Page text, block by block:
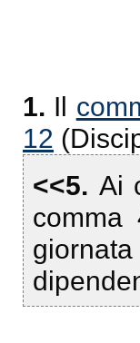
1. Il
12
<<5. Ai